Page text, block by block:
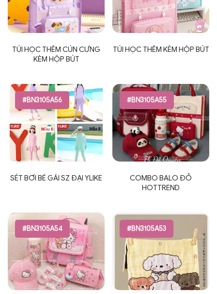
TÚI HỌC THÊM CÚN CƯNG
KÈM HỘP BÚT
TÚI HỌC THÊM KÈM HỘP BÚT
#BN3105A56
SÉT BƠI BÉ GÁI SZ ĐẠI YLIKE
#BN3105A55
COMBO BALO ĐỎ
HOTTREND
#BN3105A54 #BN3105A53